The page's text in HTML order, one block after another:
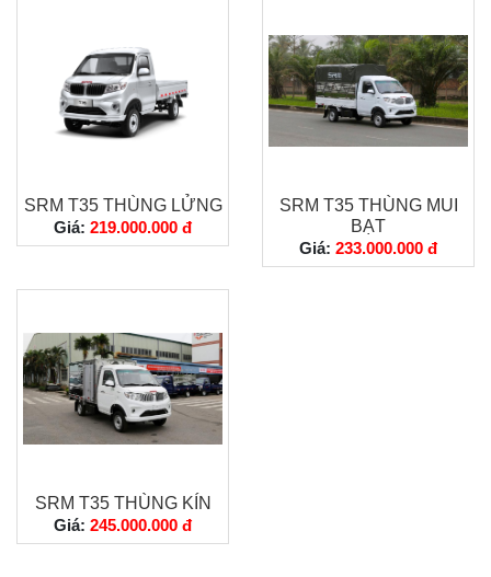
SRM T35 THÙNG LỬNG
Giá: 219.000.000 đ
SRM T35 THÙNG MUI
BẠT
Giá: 233.000.000 đ
SRM T35 THÙNG KÍN
Giá: 245.000.000 đ